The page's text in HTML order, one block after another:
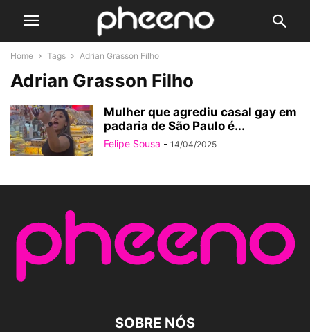
Home Tags Adrian Grasson Filho
Adrian Grasson Filho
Mulher que agrediu casal gay em
padaria de São Paulo é...
Felipe Sousa - 14/04/2025
SOBRE NÓS